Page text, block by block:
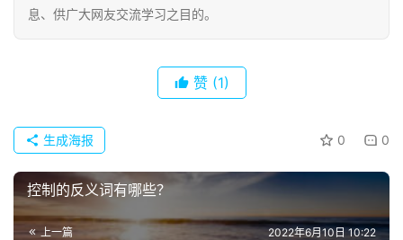
今
诗
用
贺
词
网
登录
息、供广大网友交流学习之目的。
赞 (1)
0 0
生成海报
控制的反义词有哪些？
上一篇 2022年6月10日 10:22